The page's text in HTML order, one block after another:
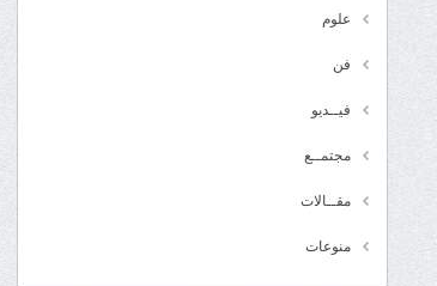
علوم
فن
فيــديو
مجتمــع
مقــالات
منوعات